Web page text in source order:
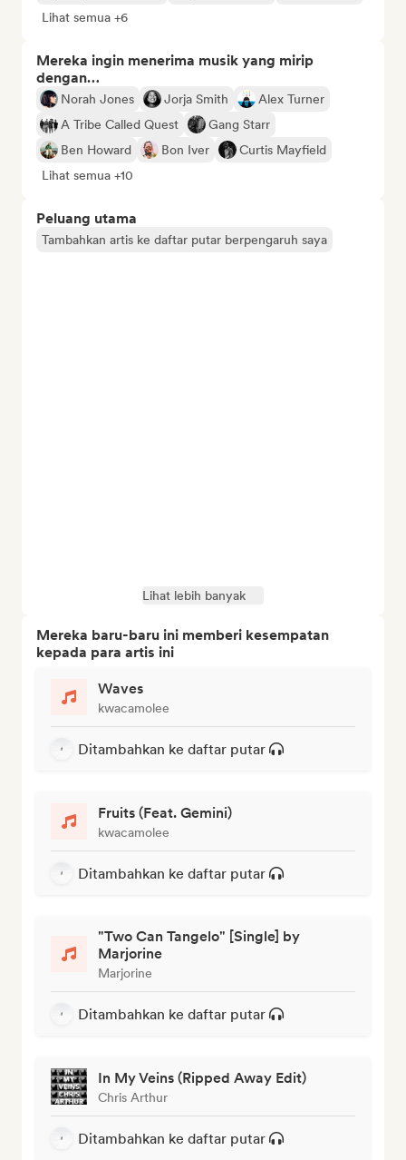
Lihat semua +6
Mereka ingin menerima musik yang mirip
dengan…
Norah Jones Jorja Smith
Alex Turner
A Tribe Called Quest
Gang Starr
Ben Howard
Bon Iver
Curtis Mayfield
Lihat semua +10
Peluang utama
Tambahkan artis ke daftar putar berpengaruh saya
Lihat lebih banyak
Mereka baru-baru ini memberi kesempatan
kepada para artis ini
Waves
kwacamolee
Ditambahkan ke daftar putar
Fruits (Feat. Gemini)
kwacamolee
Ditambahkan ke daftar putar
"Two Can Tangelo" [Single] by
Marjorine
Marjorine
Ditambahkan ke daftar putar
In My Veins (Ripped Away Edit)
Chris Arthur
Ditambahkan ke daftar putar